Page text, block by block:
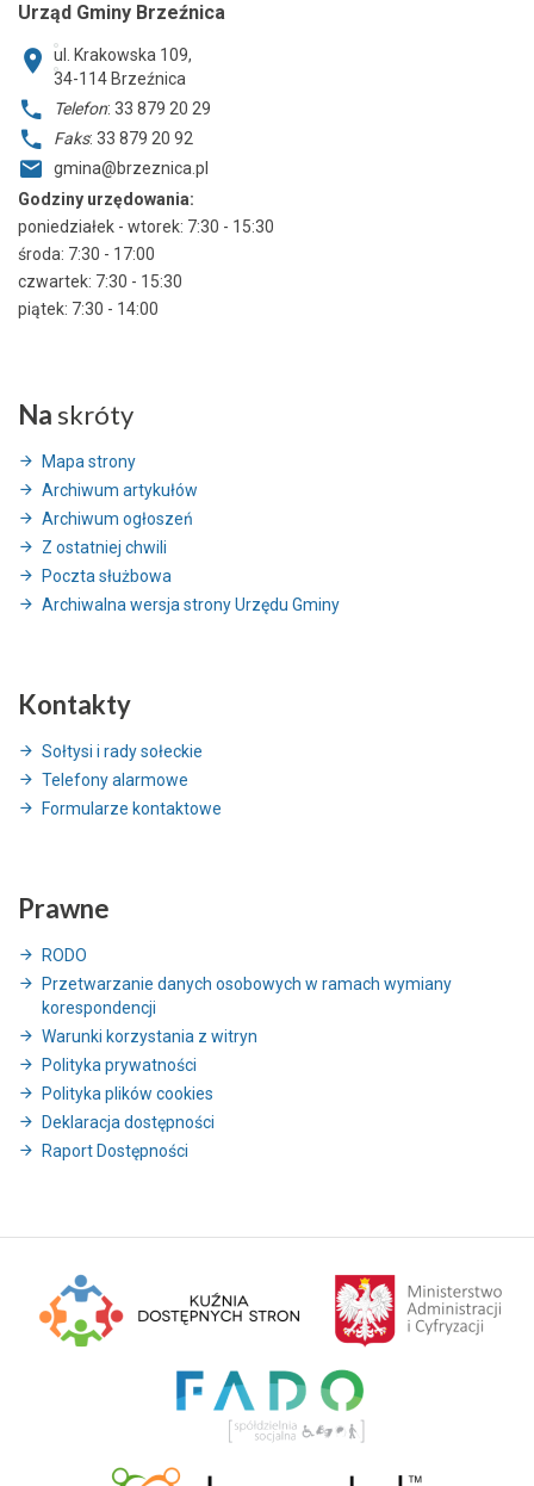
Urząd Gminy Brzeźnica
ul. Krakowska 109,
34-114 Brzeźnica
Telefon: 33 879 20 29
Faks: 33 879 20 92
gmina@brzeznica.pl
Godziny urzędowania:
poniedziałek - wtorek: 7:30 - 15:30
środa: 7:30 - 17:00
czwartek: 7:30 - 15:30
piątek: 7:30 - 14:00
Na skróty
Mapa strony
Archiwum artykułów
Archiwum ogłoszeń
Z ostatniej chwili
Poczta służbowa
Archiwalna wersja strony Urzędu Gminy
Kontakty
Sołtysi i rady sołeckie
Telefony alarmowe
Formularze kontaktowe
Prawne
RODO
Przetwarzanie danych osobowych w ramach wymiany
korespondencji
Warunki korzystania z witryn
Polityka prywatności
Polityka plików cookies
Deklaracja dostępności
Raport Dostępności